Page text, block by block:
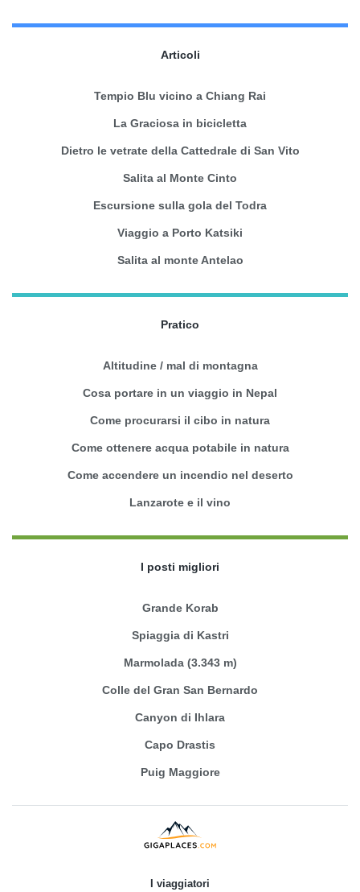
Articoli
Tempio Blu vicino a Chiang Rai
La Graciosa in bicicletta
Dietro le vetrate della Cattedrale di San Vito
Salita al Monte Cinto
Escursione sulla gola del Todra
Viaggio a Porto Katsiki
Salita al monte Antelao
Pratico
Altitudine / mal di montagna
Cosa portare in un viaggio in Nepal
Come procurarsi il cibo in natura
Come ottenere acqua potabile in natura
Come accendere un incendio nel deserto
Lanzarote e il vino
I posti migliori
Grande Korab
Spiaggia di Kastri
Marmolada (3.343 m)
Colle del Gran San Bernardo
Canyon di Ihlara
Capo Drastis
Puig Maggiore
I viaggiatori